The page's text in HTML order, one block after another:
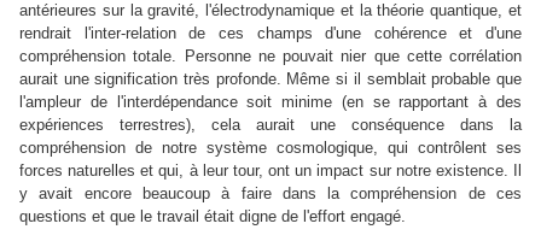
antérieures sur la gravité, l'électrodynamique et la théorie quantique, et
rendrait l'inter-relation de ces champs d'une cohérence et d'une
compréhension totale. Personne ne pouvait nier que cette corrélation
aurait une signification très profonde. Même si il semblait probable que
l'ampleur de l'interdépendance soit minime (en se rapportant à des
expériences terrestres), cela aurait une conséquence dans la
compréhension de notre système cosmologique, qui contrôlent ses
forces naturelles et qui, à leur tour, ont un impact sur notre existence. I
y avait
encore beaucoup à faire dans la compréhension de ces
questions et que le travail était digne de l'effort engagé.